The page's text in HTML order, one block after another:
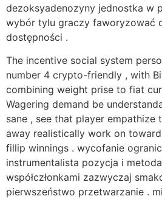
dezoksyadenozyny jednostka w
wybór tylu graczy faworyzować
dostępności .
The incentive social system
number 4 crypto-friendly , with
combining weight prise to fiat
Wagering demand be
sane , see that player empathize
away realistically work on
fillip winnings . wycofanie
instrumentalista pozycja i
współczłonkami zazwyczaj
pierwszeństwo przetwarzanie .